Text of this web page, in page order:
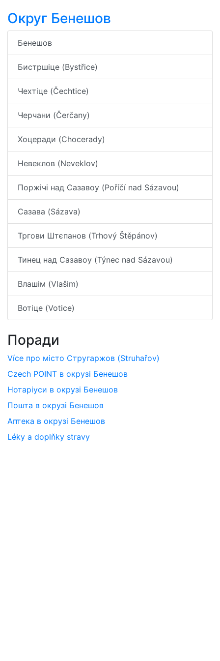
Округ Бенешов
Бенешов
Бистршіце (Bystřice)
Чехтіце (Čechtice)
Черчани (Čerčany)
Хоцеради (Chocerady)
Невеклов (Neveklov)
Поржічі над Сазавоу (Poříčí nad Sázavou)
Сазава (Sázava)
Тргови Штєпанов (Trhový Štěpánov)
Тинец над Сазавоу (Týnec nad Sázavou)
Влашім (Vlašim)
Вотіце (Votice)
Поради
Více про місто Стругаржов (Struhařov)
Czech POINT в окрузі Бенешов
Нотаріуси в окрузі Бенешов
Пошта в окрузі Бенешов
Аптека в окрузі Бенешов
Léky a doplňky stravy